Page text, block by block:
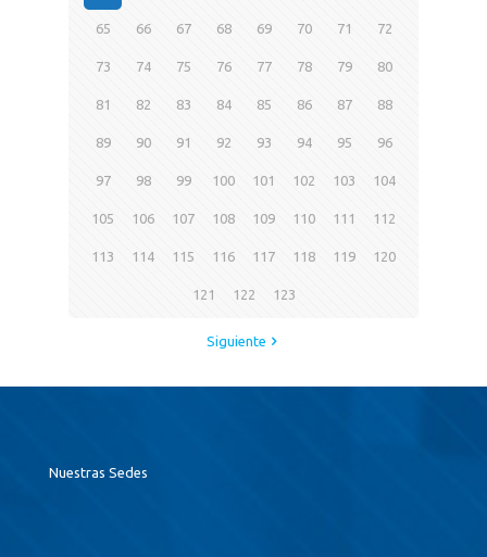
65 66 67 68 69 70 71 72
73 74 75 76 77 78 79 80
81 82 83 84 85 86 87 88
89 90 91 92 93 94 95 96
97 98 99 100 101 102 103 104
105 106 107 108 109 110 111 112
113 114 115 116 117 118 119 120
121 122 123
Siguiente
Nuestras Sedes